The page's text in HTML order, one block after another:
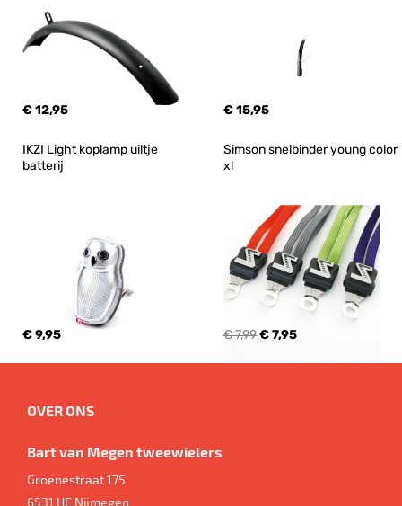
€ 12,95 € 15,95
IKZI Light koplamp uiltje
batterij
€ 9,95
Simson snelbinder young color
xl
€ 7,99€ 7,95
OVER ONS
Bart van Megen tweewielers
Groenestraat 175
6531 HE Nijmegen